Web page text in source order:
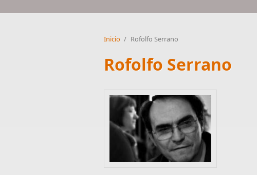
Inicio / Rofolfo Serrano
Rofolfo Serrano